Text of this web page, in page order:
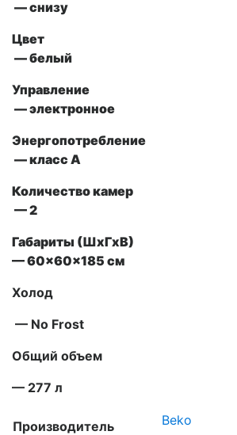
— снизу
Цвет
— белый
Управление
— электронное
Энергопотребление
— класс A
Количество камер
— 2
Габариты (ШxГxВ)
— 60x60x185 см
Холод
— No Frost
Общий объем
— 277 л
Производитель Beko